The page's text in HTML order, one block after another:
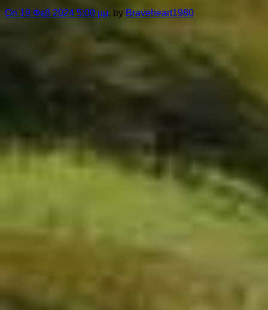
On 19 Φεβ 2024 5:00 μμ, by Braveheart1980